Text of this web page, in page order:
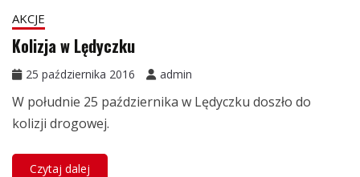
AKCJE
Kolizja w Lędyczku
25 października 2016 admin
W południe 25 października w Lędyczku doszło do
kolizji drogowej.
Czytaj dalej